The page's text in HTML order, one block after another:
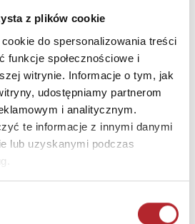
z plików cookie
do spersonalizowania treści
funkcje społecznościowe i
witrynie. Informacje o tym, jak
udostępniamy partnerom
i analitycznym.
te informacje z innymi danymi
lub uzyskanymi podczas